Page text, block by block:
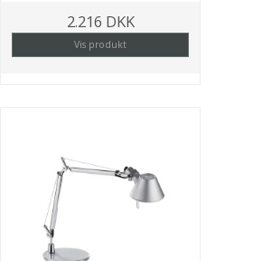
2.216 DKK
Vis produkt